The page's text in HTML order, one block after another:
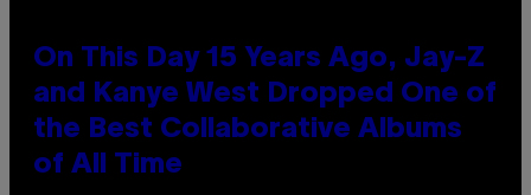
On This Day 15 Years Ago, Jay-Z
and Kanye West Dropped One of
the Best Collaborative Albums
of All Time